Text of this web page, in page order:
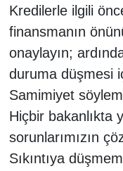
Kredilerle ilgili
finansmanın
onaylayın;
duruma düşmesi
Samimiyet
Hiçbir bakanlıkta
sorunlarımızın
Sıkıntıya